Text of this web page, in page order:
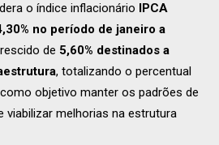
o índice inflacionário
IPCA
no período de janeiro a
de 5,60% destinados a
, totalizando o percentual
objetivo manter os padrões de
viabilizar melhorias na estrutura